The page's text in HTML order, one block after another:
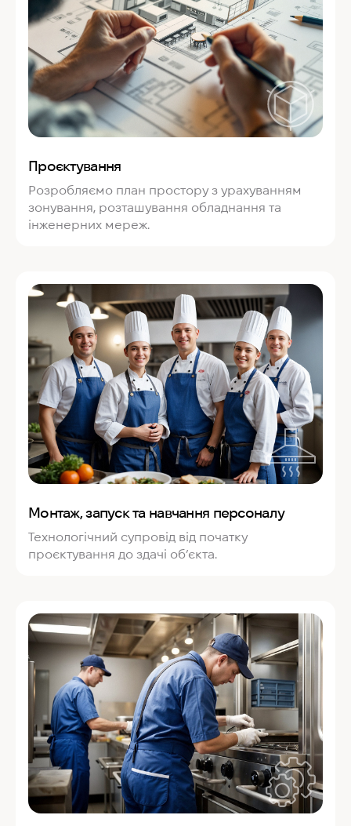
Проєктування
Розробляємо план простору з урахуванням
зонування, розташування обладнання та
інженерних мереж.
Монтаж, запуск та навчання персоналу
Технологічний супровід від початку
проєктування до здачі об’єкта.